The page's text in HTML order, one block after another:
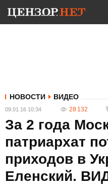
НОВОСТИ ВИДЕО
09.01.16 10:34 28 132
За 2 года
патриархат
приходов в
Еленский.